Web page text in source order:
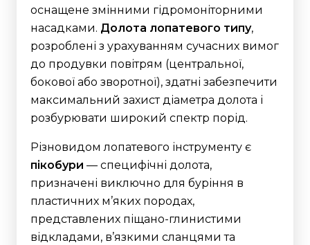
оснащене змінними гідромоніторними
насадками. Долота лопатевого типу,
розроблені з урахуванням сучасних вимог
до продувки повітрям (центральної,
бокової або зворотної), здатні забезпечити
максимальний захист діаметра долота і
розбурювати широкий спектр порід.
Різновидом лопатевого інструменту є
пікобури — специфічні долота,
призначені виключно для буріння в
пластичних м’яких породах,
представлених піщано-глинистими
відкладами, в’язкими сланцями та